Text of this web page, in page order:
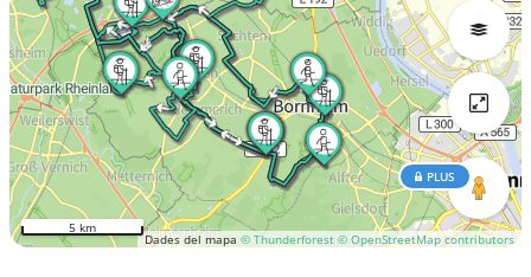
Dades del mapa © Thunderforest © OpenStreetMap contributors
PLUS
5 km